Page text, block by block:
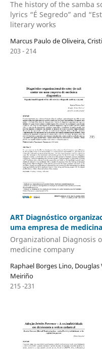
The history of the samba
lyrics “É Segredo” and
literary works
Marcus Paulo de Oliveira,
203 - 214
ART Diagnóstico
uma empresa de
Organizational Diagnosis
medicine company
Raphael Borges Lino,
Meiriño
215 -231